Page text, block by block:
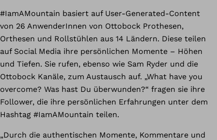
#IamAMountain basiert auf User-Generated-Content
von 26 AnwenderInnen von Ottobock Prothesen,
Orthesen und Rollstühlen aus 14 Ländern. Diese teilen
auf Social Media ihre persönlichen Momente – Höhen
und Tiefen. Sie rufen, ebenso wie Sam Ryder und die
Ottobock Kanäle, zum Austausch auf. „What have you
overcome? Was hast Du überwunden?“ fragen sie ihre
Follower, die ihre persönlichen Erfahrungen unter dem
Hashtag #IamAMountain teilen.
„Durch die authentischen Momente, Kommentare und